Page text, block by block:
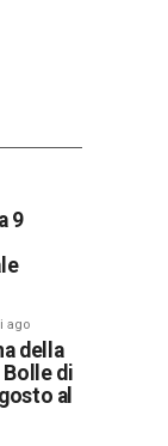
9
ago
della
di
al